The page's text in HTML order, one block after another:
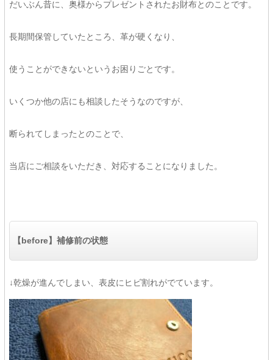
だいぶん昔に、奥様からプレゼントされたお財布とのことです。
長期間保管していたところ、革が硬くなり、
使うことができないというお困りごとです。
いくつか他の店にも相談したそうなのですが、
断られてしまったとのことで、
当店にご相談をいただき、対応することになりました。
【before】補修前の状態
↓乾燥が進んでしまい、表皮にヒビ割れがでています。